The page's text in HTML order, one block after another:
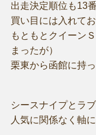
出走決定順位も13
買い目には入れて
もともとクイーン
まったが）
栗東から函館に持
シースナイプとラ
人気に関係なく軸